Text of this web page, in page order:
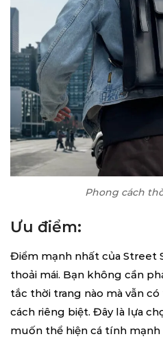
Phong cách
Ưu điểm:
Điểm mạnh nhất của Street
thoải mái. Bạn không cần
tắc thời trang nào mà vẫn
cách riêng biệt. Đây là lựa
muốn thể hiện cá tính